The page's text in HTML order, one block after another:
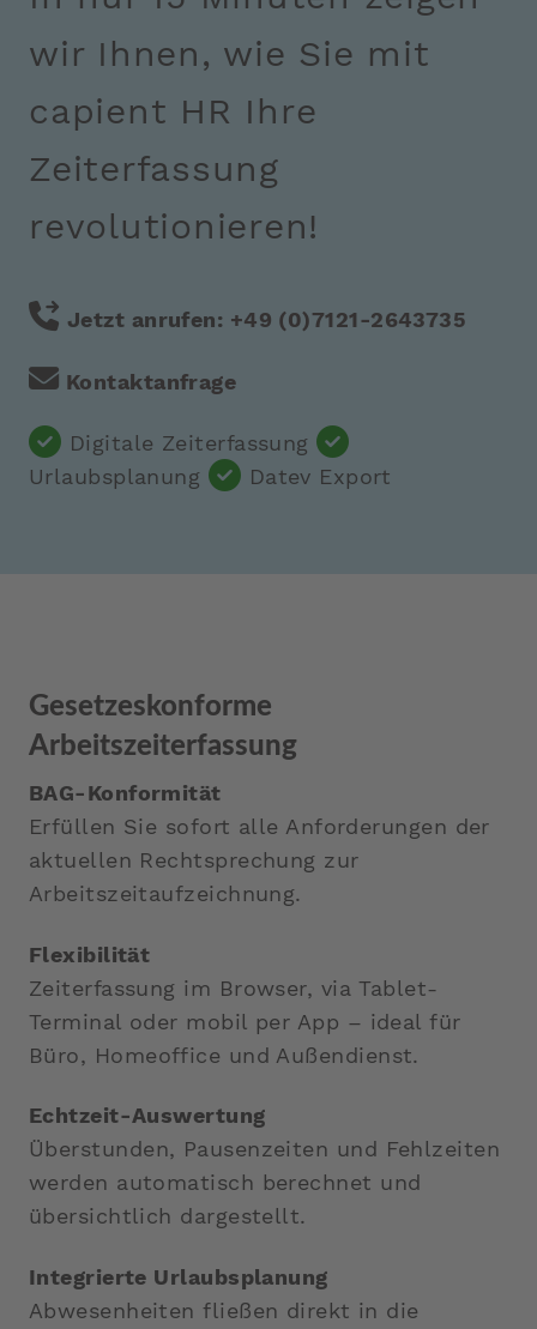
wir Ihnen, wie Sie mit
capient HR Ihre
Zeiterfassung
revolutionieren!
Jetzt anrufen: +49 (0)7121-2643735
Kontaktanfrage
Digitale Zeiterfassung
Urlaubsplanung
Datev Export
Gesetzeskonforme
Arbeitszeiterfassung
BAG-Konformität
Erfüllen Sie sofort alle Anforderungen der
aktuellen Rechtsprechung zur
Arbeitszeitaufzeichnung.
Flexibilität
Zeiterfassung im Browser, via Tablet-
Terminal oder mobil per App – ideal für
Büro, Homeoffice und Außendienst.
Echtzeit-Auswertung
Überstunden, Pausenzeiten und Fehlzeiten
werden automatisch berechnet und
übersichtlich dargestellt.
Integrierte Urlaubsplanung
Abwesenheiten fließen direkt in die